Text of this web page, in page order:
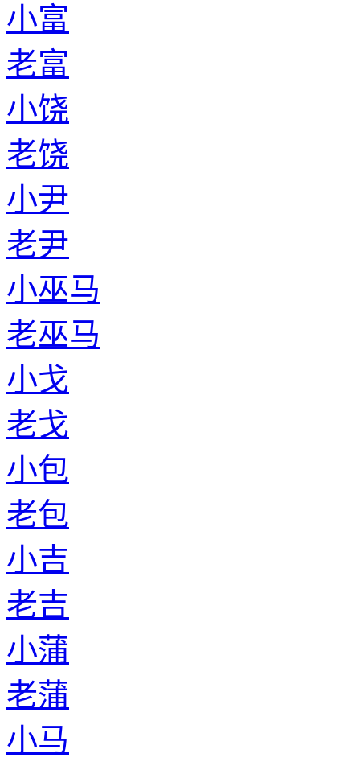
小富
老富
小饶
老饶
小尹
老尹
小巫马
老巫马
小戈
老戈
小包
老包
小吉
老吉
小蒲
老蒲
小马